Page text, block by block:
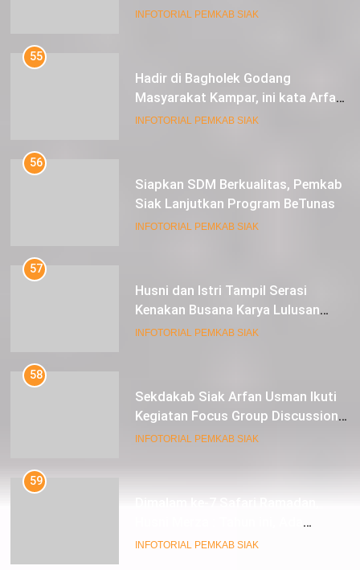
Berkunjung ke Kabupaten Siak
INFOTORIAL PEMKAB SIAK
55
Hadir di Bagholek Godang
Masyarakat Kampar, ini kata Arfan
Usman
INFOTORIAL PEMKAB SIAK
56
Siapkan SDM Berkualitas, Pemkab
Siak Lanjutkan Program BeTunas
INFOTORIAL PEMKAB SIAK
57
Husni dan Istri Tampil Serasi
Kenakan Busana Karya Lulusan
SMK Pariwisata Siak, di Lancang
INFOTORIAL PEMKAB SIAK
58
Sekdakab Siak Arfan Usman Ikuti
Kegiatan Focus Group Discussion
Tentang Kebijakan Penganggaran
INFOTORIAL PEMKAB SIAK
59
Perbaikan Jalan Lintas Siak ke
INFOTORIAL PEMKAB SIAK